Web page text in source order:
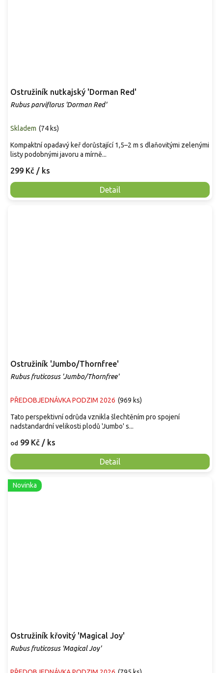
Ostružiník nutkajský 'Dorman Red'
Rubus parviflorus 'Dorman Red'
Skladem (74 ks)
299 Kč / ks
Detail
Kompaktní opadavý keř dorůstající 1,5–2 m s dlaňovitými zelenými
listy podobnými javoru a mírně...
Ostružiník 'Jumbo/Thornfree'
Rubus fruticosus 'Jumbo/Thornfree'
PŘEDOBJEDNÁVKA PODZIM 2026 (969 ks)
od 99 Kč / ks
Detail
Tato perspektivní odrůda vznikla šlechtěním pro spojení
nadstandardní velikosti plodů 'Jumbo' s...
Novinka
Ostružiník křovitý 'Magical Joy'
Rubus fruticosus 'Magical Joy'